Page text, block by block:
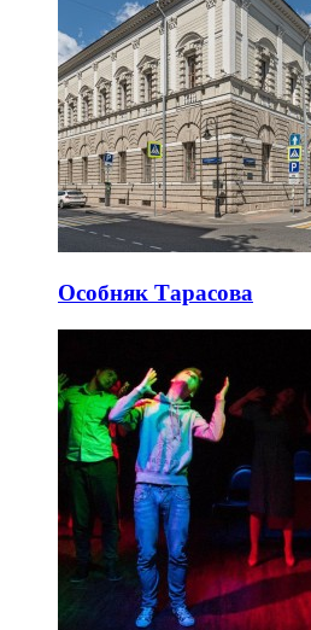
Особняк Тарасова